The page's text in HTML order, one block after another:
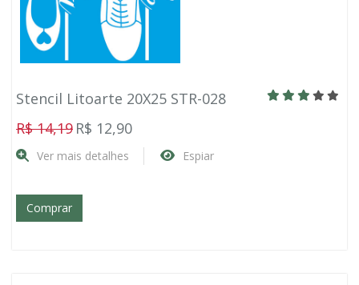
Stencil Litoarte 20X25 STR-028
R$ 14,19 R$ 12,90
Ver mais detalhes Espiar
Comprar